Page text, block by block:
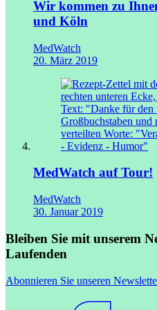
Wir kommen zu
und Köln
MedWatch
20. März 2019
MedWatch auf Tour!
MedWatch
30. Januar 2019
Bleiben Sie mit unserem
Laufenden
Abonnieren Sie unseren